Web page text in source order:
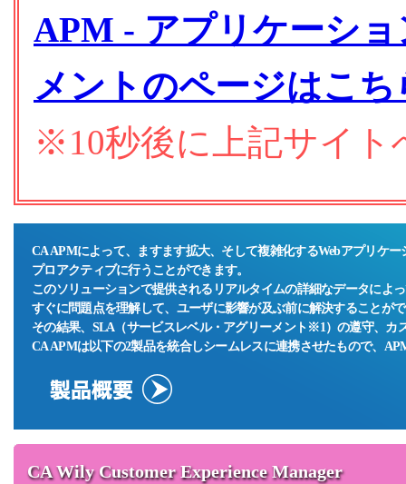
APM - アプリケーシ
メントのページはこち
※10秒後に上記サイト
CA APMによって、ますます拡大、そして複雑化するWebアプリケ
プロアクティブに行うことができます。
このソリューションで提供されるリアルタイムの詳細なデータによ
すぐに問題点を理解して、ユーザに影響が及ぶ前に解決することが
その結果、SLA（サービスレベル・アグリーメント※1）の遵守、カ
CA APMは以下の2製品を統合しシームレスに連携させたもので、
CA Wily Customer Experience Manager